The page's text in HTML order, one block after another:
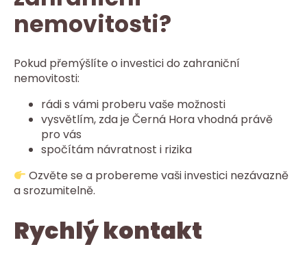
nemovitosti?
Pokud přemýšlíte o investici do zahraniční
nemovitosti:
rádi s vámi proberu vaše možnosti
vysvětlím, zda je Černá Hora vhodná právě
pro vás
spočítám návratnost i rizika
Ozvěte se a probereme vaši investici nezávazně
a srozumitelně.
Rychlý kontakt